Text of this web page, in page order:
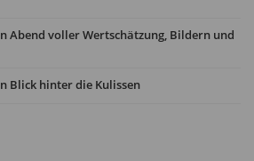
Abend voller Wertschätzung, Bildern und
Blick hinter die Kulissen